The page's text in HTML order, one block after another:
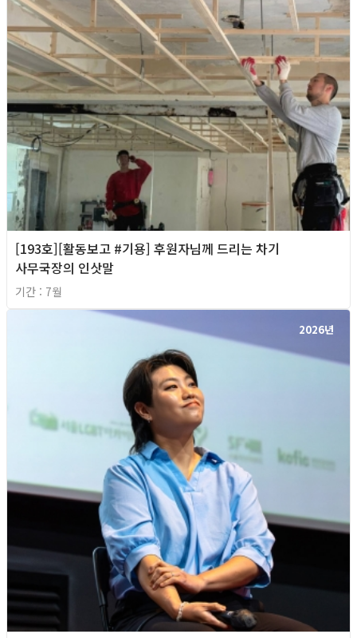
[193호][활동보고 #기용] 후원자님께 드리는 차기
사무국장의 인삿말
기간 : 7월
2026년